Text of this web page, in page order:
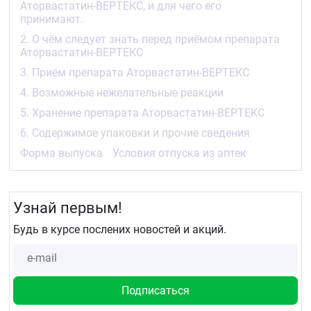
В связи с риском развития рабдомиолиза
(повреждения скелетных мышц), принимайте
препарат Аторвастатин-ВЕРТЕКС с осторожностью
в случае, если:
у Вас нарушение функции почек
(гипотиреоз)
у Вас наследственные мышечные нарушения
токсического влияния препаратов для
снижения уровня холестерина (статинов или
фибратов) на мышцы
Вы употребляете алкоголь в больших
количествах
Вы старше 70 лет.
появлении необъяснимых болей или мышечной
недомоганием или лихорадкой.
Также принимайте препарат Аторвастатин-
Аторвастатин-ВЕРТЕКС, и для чего его
принимают.
2. О чём следует знать перед приёмом препарата
Аторвастатин-ВЕРТЕКС
3. Приём препарата Аторвастатин-ВЕРТЕКС
4. Возможные нежелательные реакции
5. Хранение препарата Аторвастатин-ВЕРТЕКС
6. Содержимое упаковки и прочие сведения
Форма выпуска
Условия отпуска из аптек
Узнай первым!
Будь в курсе послених новостей и акций.